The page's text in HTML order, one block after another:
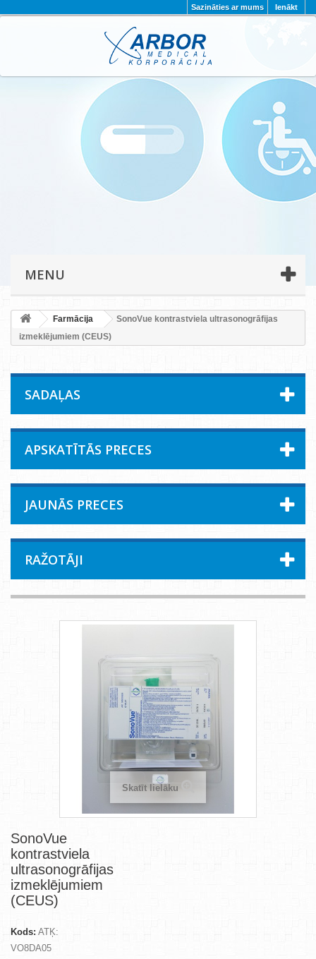
Ienākt
Sazināties ar mums
PAR MUMS PROJEKTI
KONTAKTI
PRIVĀTUMA POLITIKA
MENU
Farmācija
SonoVue kontrastviela ultrasonogrāfijas
izmeklējumiem (CEUS)
SADAĻAS
APSKATĪTĀS PRECES
JAUNĀS PRECES
RAŽOTĀJI
Skatīt lielāku
SonoVue
kontrastviela
ultrasonogrāfijas
izmeklējumiem
(CEUS)
Kods: ATĶ:
VO8DA05